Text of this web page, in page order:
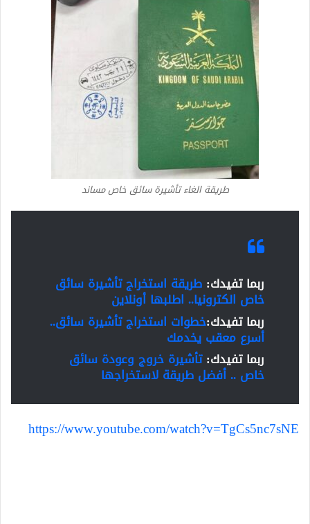
طريقة الغاء تأشيرة سائق خاص مساند
ربما تفيدك: طريقة استخراج تأشيرة سائق
خاص الكترونيا.. اطلبها أونلاين
ربما تفيدك:خطوات استخراج تأشيرة سائق..
أسرع معقب يخدمك
ربما تفيدك:تأشيرة خروج وعودة سائق
خاص .. أفضل طريقة لاستخراجها
https://www.youtube.com/watch?v=TgCs5nc7sNE